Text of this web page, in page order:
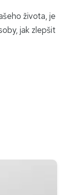
života, je
jak zlepšit